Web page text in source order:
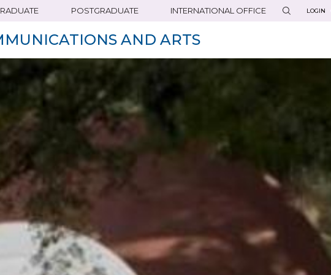
POSTGRADUATE INTERNATIONAL OFFICE LOGIN
AND ARTS